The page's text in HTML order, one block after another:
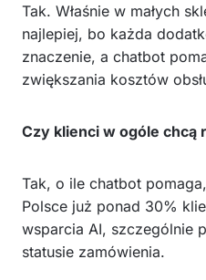
Tak. Właśnie w małych
najlepiej, bo każda
znaczenie, a chatbot
zwiększania kosztów
Czy klienci w ogóle chcą
Tak, o ile chatbot
Polsce już ponad 30%
wsparcia AI, szczególnie
statusie zamówienia.